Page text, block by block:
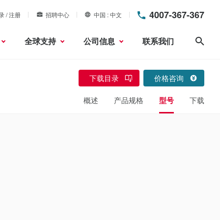
/ 注册 招聘中心 中国 中文 4007-367-367
全球支持 公司信息 联系我们
下载目录 价格咨询
概述 产品规格 型号 下载